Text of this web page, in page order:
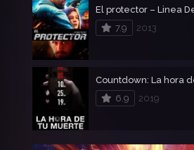
El protector – Linea
7.9
2013
Countdown: La hora
6.9
2019